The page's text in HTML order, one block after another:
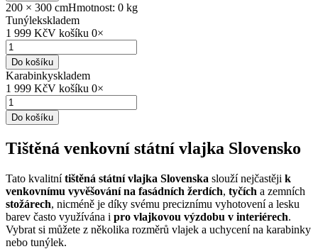
200 × 300 cmHmotnost: 0 kg
Tunýlekskladem
1 999 KčV košíku 0×
Do košíku
Karabinkyskladem
1 999 KčV košíku 0×
Do košíku
Tištěná venkovní státní vlajka Slovensko
Tato kvalitnítištěná státní vlajka Slovenska slouží nejčastěji k
venkovnímu vyvěšování na fasádních žerdích, tyčích a zemních
stožárech, nicméně je díky svému preciznímu vyhotovení a lesku
barev často využívána i pro vlajkovou výzdobu v interiérech.
Vybrat si můžete z několika rozměrů vlajek a uchycení na karabinky
nebo tunýlek.